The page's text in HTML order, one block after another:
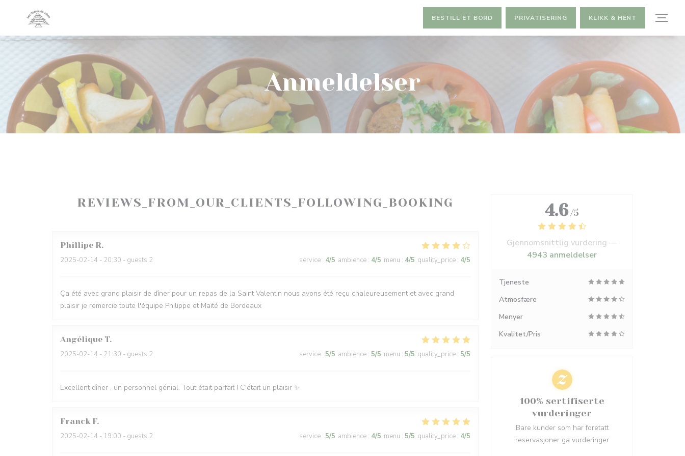
BESTILL ET BORD PRIVATISERING KLIKK & HENT
Anmeldelser
REVIEWS_FROM_OUR_CLIENTS_FOLLOWING_BOOKING
Phillipe R
2025-02-14 - 20:30 - guests 2 service : 4/5 ambience : 4/5 menu : 4/5 quality_price : 4/5
Ça été avec grand plaisir de dîner pour un repas de la Saint Valentin nous avons été reçu chaleureusement et avec grand
plaisir je remercie toute l'équipe Philippe et Maïté de Bordeaux
Angélique T
2025-02-14 - 21:30 - guests 2 service : 5/5 ambience : 5/5 menu : 5/5 quality_price : 5/5
Excellent dîner , un personnel génial. Tout était parfait ! C'était un plaisir ✨️
Franck F
2025-02-14 - 19:00 - guests 2 service : 5/5 ambience : 4/5 menu : 5/5 quality_price : 4/5
4.6 /5
Gjennomsnittlig vurdering —
4943 anmeldelser
Tjeneste
Atmosfære
Menyer
Kvalitet/Pris
100% sertifiserte
vurderinger
Bare kunder som har foretatt
reservasjoner ga vurderinger